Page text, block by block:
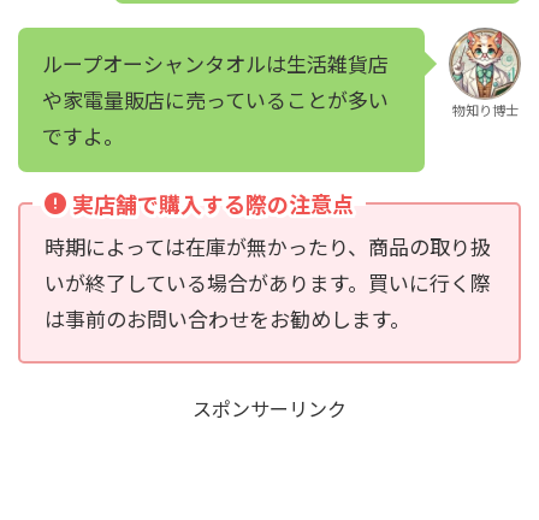
ループオーシャンタオルは生活雑貨店
や家電量販店に売っていることが多い
ですよ。
物知り博士
実店舗で購入する際の注意点
時期によっては在庫が無かったり、商品の取り扱
いが終了している場合があります。買いに行く際
は事前のお問い合わせをお勧めします。
スポンサーリンク